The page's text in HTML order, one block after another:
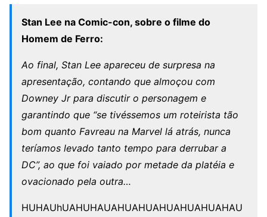
Stan Lee na Comic-con, sobre o filme do
Homem de Ferro:
Ao final, Stan Lee apareceu de surpresa na
apresentação, contando que almoçou com
Downey Jr para discutir o personagem e
garantindo que “se tivéssemos um roteirista tão
bom quanto Favreau na Marvel lá atrás, nunca
teríamos levado tanto tempo para derrubar a
DC”, ao que foi vaiado por metade da platéia e
ovacionado pela outra…
HUHAUhUAHUHAUAHUAHUAHUAHUAHUAHAU